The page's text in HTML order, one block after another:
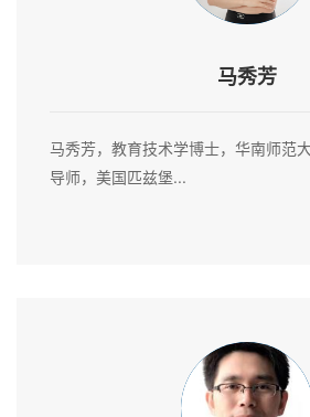
马秀芳
马秀芳，教育技术学博士，华南师范
导师，美国匹兹堡...